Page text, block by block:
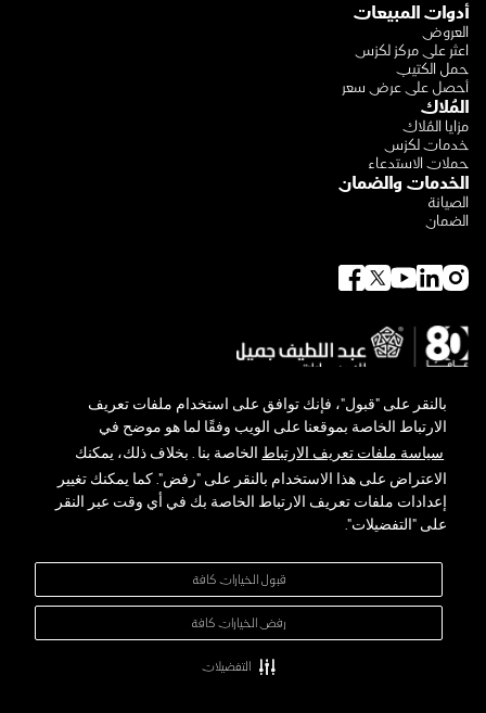
بالنقر على "قبول"، فإنك توافق على استخدام ملفات تعريف
الارتباط الخاصة بموقعنا على الويب وفقًا لما هو موضح في
سياسة ملفات تعريف الارتباط الخاصة بنا . بخلاف ذلك، يمكنك
الاعتراض على هذا الاستخدام بالنقر على "رفض". كما يمكنك تغيير
إعدادات ملفات تعريف الارتباط الخاصة بك في أي وقت عبر النقر
على "التفضيلات".
قبول الخيارات كافة
رفض الخيارات كافة
التفضيلات
أدوات المبيعات
العروض
اعثر على مركز لكزس
حمل الكتيب
أحصل على عرض سعر
المُلاك
مزايا المُلاك
خدمات لكزس
حملات الاستدعاء
الخدمات والضمان
الصيانة
الضمان
حول لكزس
توجه لكزس البيئي
المعرض والأخبار
تواصل معنا
خريطة الموقع
إدارة التفضيلات
شركة عبداللطيف جميل للبيع بالتجزئة المحدودة - سجل تجاري :
جميع الحقوق محفوظة لشركة عبداللطيف جميل للسيارات ®